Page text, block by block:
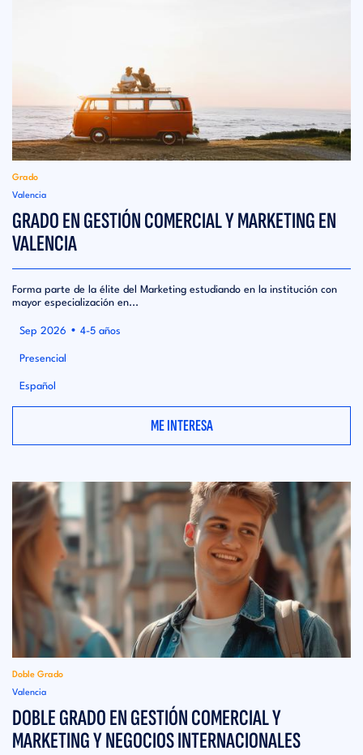
Grado
Valencia
GRADO EN GESTIÓN COMERCIAL Y MARKETING EN
VALENCIA
Forma parte de la élite del Marketing estudiando en la institución con
mayor especialización en...
Sep 2026 • 4-5 años
Presencial
Español
ME INTERESA
Doble Grado
Valencia
DOBLE GRADO EN GESTIÓN COMERCIAL Y
MARKETING Y NEGOCIOS INTERNACIONALES